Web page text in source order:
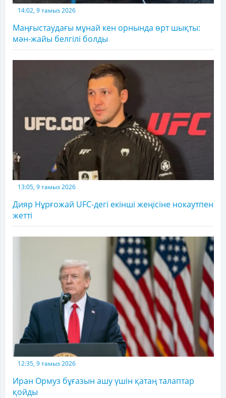
14:02, 9 тамыз 2026
Маңғыстаудағы мұнай кен орнында өрт шықты:
мән-жайы белгілі болды
13:05, 9 тамыз 2026
Дияр Нұрғожай UFC-дегі екінші жеңісіне нокаутпен
жетті
12:35, 9 тамыз 2026
Иран Ормуз бұғазын ашу үшін қатаң талаптар
қойды